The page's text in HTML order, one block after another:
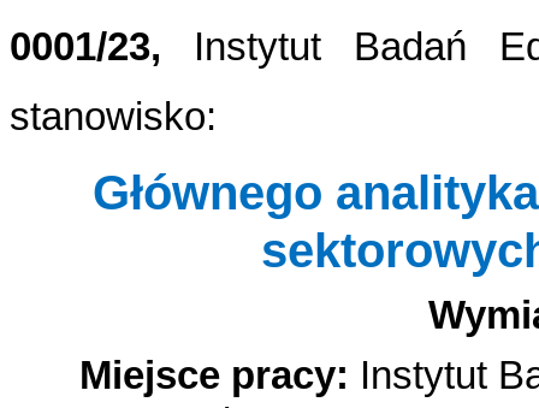
0001/23, Instytut Badań
stanowisko:
Głównego
Miejsce pracy: Instytut